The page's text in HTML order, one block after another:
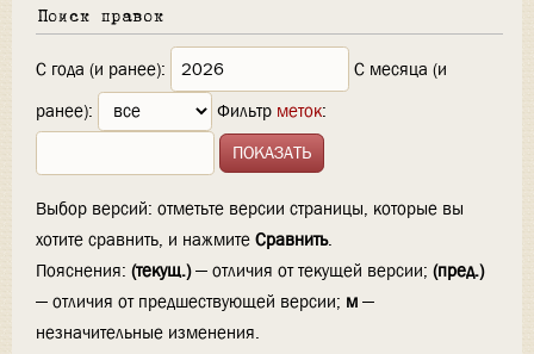
Поиск правок
С года (и ранее):
С месяца (и
ранее):
Фильтр меток:
Выбор версий: отметьте версии страницы, которые вы
хотите сравнить, и нажмите Сравнить.
Пояснения: (текущ.)— отличия от текущей версии; (пред.)
— отличия от предшествующей версии; м —
незначительные изменения.